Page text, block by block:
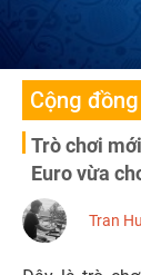
Cộng đồng
Trò chơi
Euro vừa
Tran